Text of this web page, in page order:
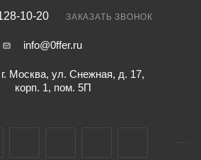
10-20 ЗАКАЗАТЬ ЗВОНОК
info@0ffer.ru
г. Москва, ул. Снежная, д. 17,
корп. 1, пом. 5П